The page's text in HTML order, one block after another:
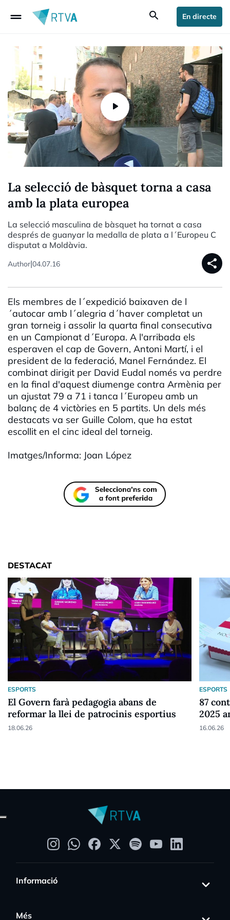
drag_handle search En directe
La selecció de bàsquet torna a casa
amb la plata europea
La selecció masculina de bàsquet ha tornat a casa
després de guanyar la medalla de plata a l´Europeu C
disputat a Moldàvia.
Author|04.07.16 share
Els membres de l´expedició baixaven de l
´autocar amb l´alegria d´haver completat un
gran torneig i assolir la quarta final consecutiva
en un Campionat d´Europa. A l'arribada els
esperaven el cap de Govern, Antoni Martí, i el
president de la federació, Manel Fernández. El
combinat dirigit per David Eudal només va perdre
en la final d'aquest diumenge contra Armènia per
un ajustat 79 a 71 i tanca l´Europeu amb un
balanç de 4 victòries en 5 partits. Un dels més
destacats va ser Guille Colom, que ha estat
escollit en el cinc ideal del torneig.
Imatges/Informa: Joan López
DESTACAT
ESPORTS
El Govern farà pedagogia abans de
reformar la llei de patrocinis esportius
18.06.26
ESPORTS
87
2025
16.06.26
Informació
Més